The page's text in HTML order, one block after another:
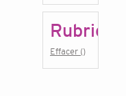
Rubrique
Effacer ()